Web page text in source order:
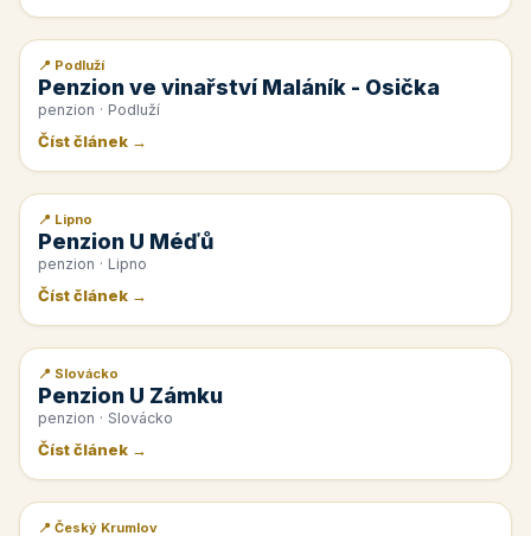
📰 PR článek
📍 Podluží
Penzion ve vinařství Maláník - Osička
penzion · Podluží
Číst článek →
📰 PR článek
📍 Lipno
Penzion U Méďů
penzion · Lipno
Číst článek →
📰 PR článek
📍 Slovácko
Penzion U Zámku
penzion · Slovácko
Číst článek →
📰 PR článek
📍 Český Krumlov